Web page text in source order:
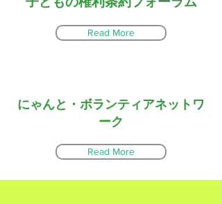
Read More
にゃんと・ボランティアネットワ
ーク
Read More